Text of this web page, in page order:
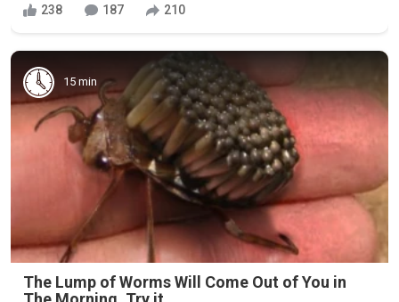
238 187 210
15 min
The Lump of Worms Will Come Out of You in